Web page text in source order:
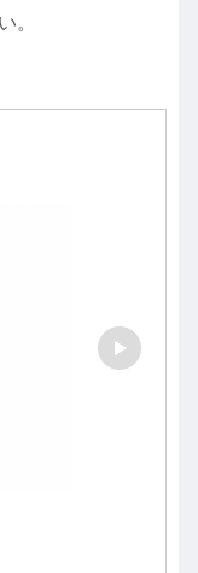
。。。自分で作らないとなら
。